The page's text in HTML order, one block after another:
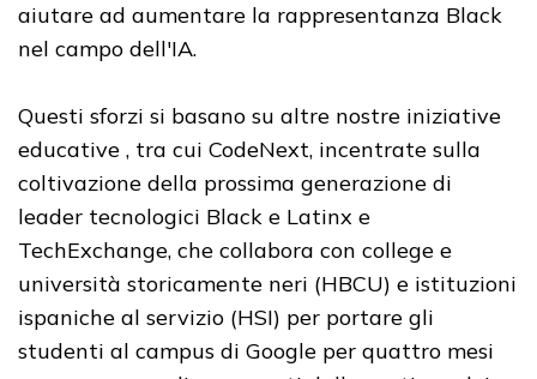
aiutare ad aumentare la rappresentanza Black
nel campo dell'IA.
Questi sforzi si basano su altre nostre iniziative
educative , tra cui CodeNext, incentrate sulla
coltivazione della prossima generazione di
leader tecnologici Black e Latinx e
TechExchange, che collabora con college e
università storicamente neri (HBCU) e istituzioni
ispaniche al servizio (HSI) per portare gli
studenti al campus di Google per quattro mesi